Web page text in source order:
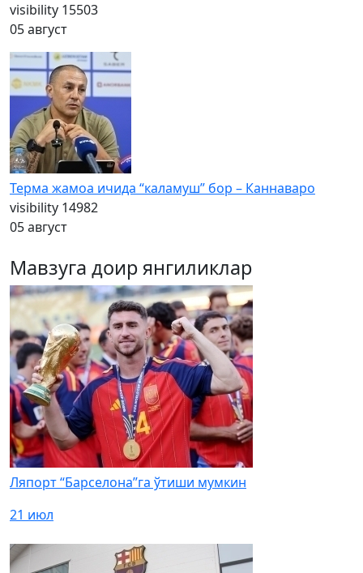
visibility 15503
05 август
Терма жамоа ичида “каламуш” бор – Каннаваро
visibility 14982
05 август
Мавзуга доир янгиликлар
Ляпорт “Барселона”га ўтиши мумкин
21 июл